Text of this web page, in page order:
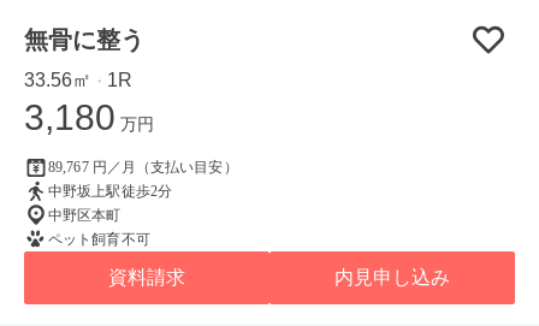
無骨に整う
33.56㎡ ・ 1R
3,180 万円
89,767 円／月（支払い目安）
中野坂上駅徒歩2分
中野区本町
ペット飼育不可
資料請求 内見申し込み